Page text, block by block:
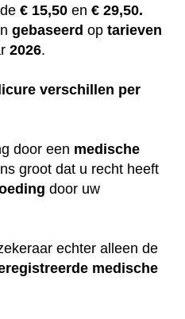
€ 15,50 en € 29,50.
gebaseerd op tarieven
2026.
verschillen per
door een medische
groot dat u recht heeft
door uw
echter alleen de
medische